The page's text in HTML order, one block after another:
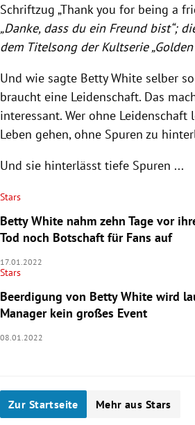
Schriftzug „Thank you for being a
„Danke, dass du ein Freund bist“;
dem Titelsong der Kultserie „Golden
Und wie sagte Betty White selber so
braucht eine Leidenschaft. Das
interessant. Wer ohne Leidenschaft
Leben gehen, ohne Spuren zu
Und sie hinterlässt tiefe Spuren ...
Stars
Betty White nahm zehn Tage vor
Tod noch Botschaft für Fans auf
17.01.2022
Stars
Beerdigung von Betty White wird
Manager kein großes Event
08.01.2022
Zur Startseite Mehr aus Stars